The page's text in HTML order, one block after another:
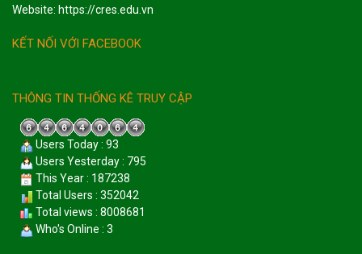
Website: https://cres.edu.vn
KẾT NỐI VỚI FACEBOOK
THÔNG TIN THỐNG KÊ TRUY CẬP
Users Today : 93
Users Yesterday : 795
This Year : 187238
Total Users : 352042
Total views : 8008681
Who's Online : 3